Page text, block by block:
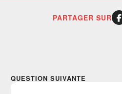
PARTAGER SUR
QUESTION SUIVANTE